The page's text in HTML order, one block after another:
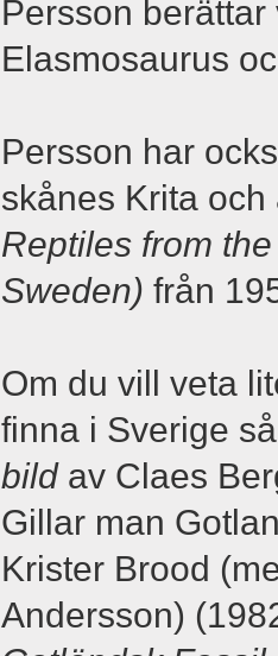
Persson
Elasmosaurus
Persson har
skånes Krita
Reptiles from
Sweden) från
Om du vill veta
finna i Sverige
bildav Claes
Gillar man
Krister Brood
Andersson)